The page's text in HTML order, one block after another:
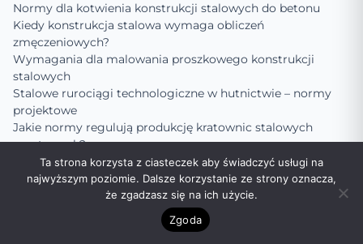
Normy dla kotwienia konstrukcji stalowych do betonu
Kiedy konstrukcja stalowa wymaga obliczeń
zmęczeniowych?
Wymagania dla malowania proszkowego konstrukcji
stalowych
Stalowe rurociągi technologiczne w hutnictwie – normy
projektowe
Jakie normy regulują produkcję kratownic stalowych
mostowych?
Kontrola twardości w strefie wpływu ciepła (HAZ)
Wymagania dla spawania łukowego drutem rdzeniowym
Normy dotyczące prostowania elementów stalowych po
Ta strona korzysta z ciasteczek aby świadczyć usługi na
najwyższym poziomie. Dalsze korzystanie ze strony oznacza,
że zgadzasz się na ich użycie.
Zgoda